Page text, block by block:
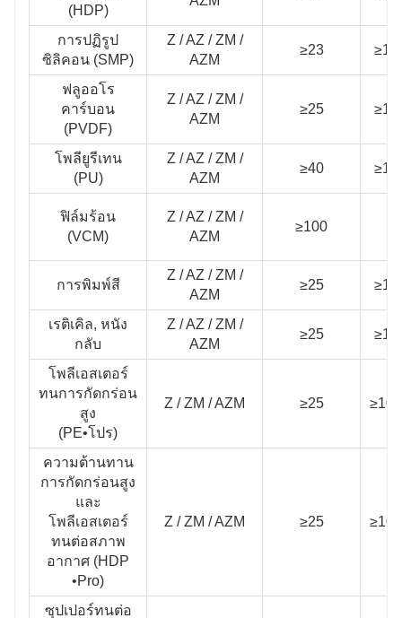
(HDP)
การปฏิรูป
ซิลิคอน (SMP)
Z / AZ / ZM /
AZM
≥23
ฟลูออโร
คาร์บอน
(PVDF)
Z / AZ / ZM /
AZM
≥25
โพลียูรีเทน
(PU)
Z / AZ / ZM /
AZM
≥40
ฟิล์มร้อน
(VCM)
Z / AZ / ZM /
AZM
≥100
การพิมพ์สี
Z / AZ / ZM /
AZM
≥25
เรติเคิล, หนัง
กลับ
Z / AZ / ZM /
AZM
≥25
โพลีเอสเตอร์
ทนการกัดกร่อน
สูง
(PE•โปร)
Z / ZM / AZM ≥25
ความต้านทาน
การกัดกร่อนสูง
และ
โพลีเอสเตอร์
ทนต่อสภาพ
อากาศ (HDP
•Pro)
Z / ZM / AZM ≥25
ซุปเปอร์ทนต่อ